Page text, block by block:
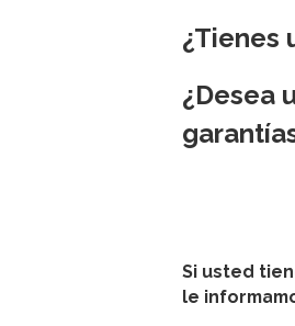
¿Tienes
¿Desea
Si usted
le